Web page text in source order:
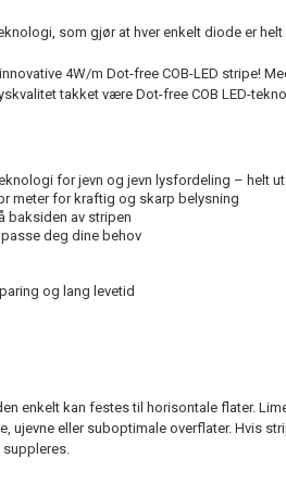
som gjør at hver enkelt diode er
4W/m Dot-free COB-LED stripe!
takket være Dot-free COB LED-
for jevn og jevn lysfordeling – helt
meter for kraftig og skarp belysning
baksiden av stripen
deg dine behov
og lang levetid
enkelt kan festes til horisontale flater.
ujevne eller suboptimale overflater. Hvis
suppleres.